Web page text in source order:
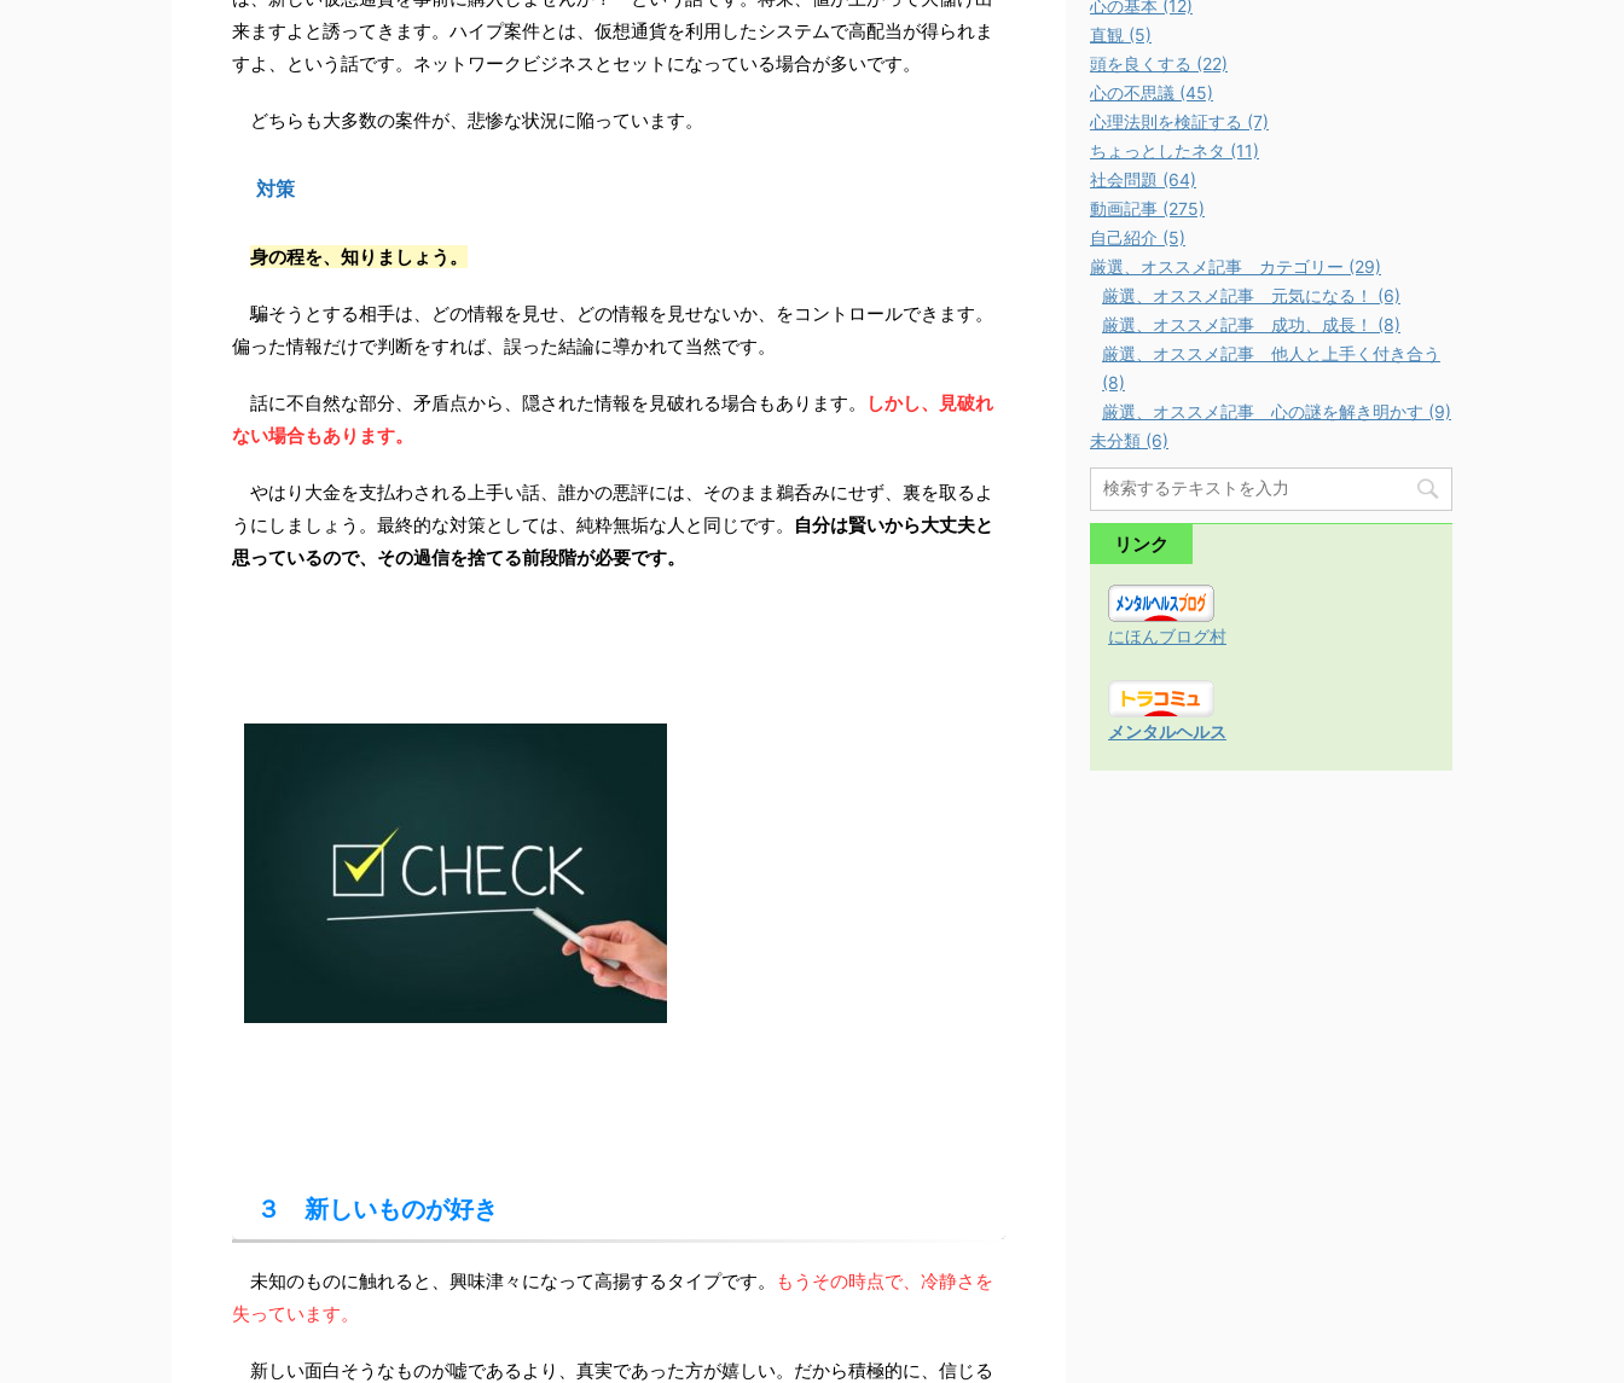
来ますよと誘ってきます。ハイプ案件とは、仮想通貨を利用したシステムで高配当が得られま
すよ、という話です。ネットワークビジネスとセットになっている場合が多いです。
どちらも大多数の案件が、悲惨な状況に陥っています。
対策
身の程を、知りましょう。
騙そうとする相手は、どの情報を見せ、どの情報を見せないか、をコントロールできます。
偏った情報だけで判断をすれば、誤った結論に導かれて当然です。
話に不自然な部分、矛盾点から、隠された情報を見破れる場合もあります。
しかし、見破れ
ない場合もあります。
やはり大金を支払わされる上手い話、誰かの悪評には、そのまま鵜呑みにせず、裏を取るよ
うにしましょう。最終的な対策としては、純粋無垢な人と同じです。
自分は賢いから大丈夫と
思っているので、その過信を捨てる前段階が必要です。
３ 新しいものが好き
未知のものに触れると、興味津々になって高揚するタイプです。
もうその時点で、冷静さを
失っています。
新しい面白そうなものが嘘であるより、真実であった方が嬉しい。だから積極的に、信じる
心の基本 (12)
直観 (5)
頭を良くする (22)
心の不思議 (45)
心理法則を検証する (7)
ちょっとしたネタ (11)
社会問題 (64)
動画記事 (275)
自己紹介 (5)
厳選、オススメ記事 カテゴリー (29)
厳選、オススメ記事 元気になる！ (6)
厳選、オススメ記事 成功、成長！ (8)
厳選、オススメ記事 他人と上手く付き合う
(8)
厳選、オススメ記事 心の謎を解き明かす (9)
未分類 (6)
リンク
にほんブログ村
メンタルヘルス